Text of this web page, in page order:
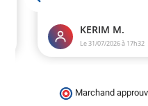
Marchand